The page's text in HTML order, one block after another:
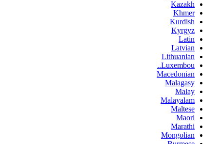
Kazakh
Khmer
Kurdish
Kyrgyz
Latin
Latvian
Lithuanian
Luxembou..
Macedonian
Malagasy
Malay
Malayalam
Maltese
Maori
Marathi
Mongolian